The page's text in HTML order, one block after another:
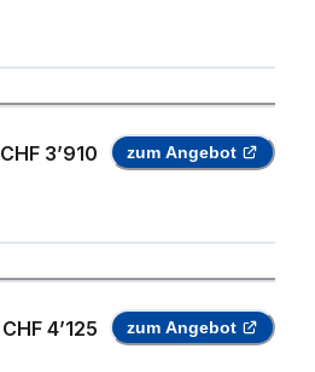
CHF 3’910 zum Angebot
CHF 4’125 zum Angebot